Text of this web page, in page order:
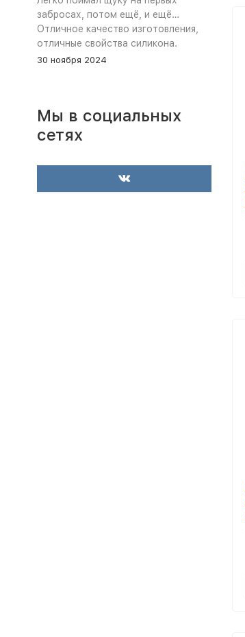
забросах, потом ещё, и ещё…
Отличное качество изготовления,
отличные свойства силикона.
30 ноября 2024
Мы в социальных
сетях